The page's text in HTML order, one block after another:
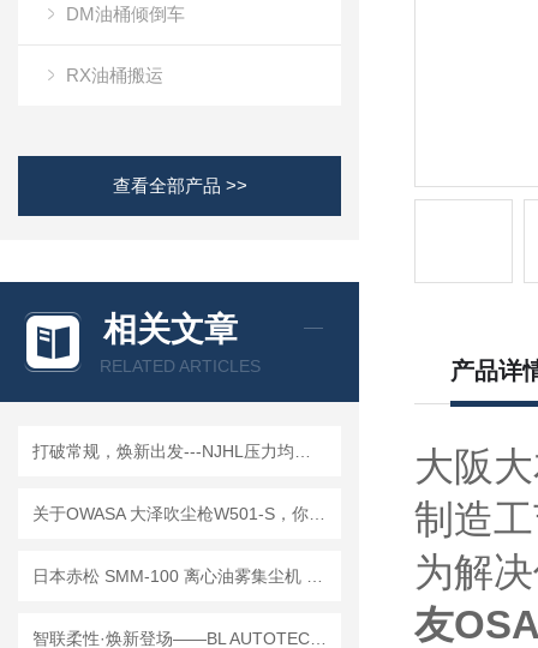
DM油桶倾倒车
RX油桶搬运
查看全部产品 >>
相关文章
RELATED ARTICLES 产品详
大阪
制造
为解
友